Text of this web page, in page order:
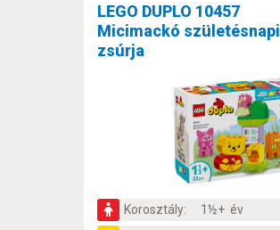
LEGO DUPLO 10457
Micimackó születésnapi
zsúrja
Korosztály:
1½+ év